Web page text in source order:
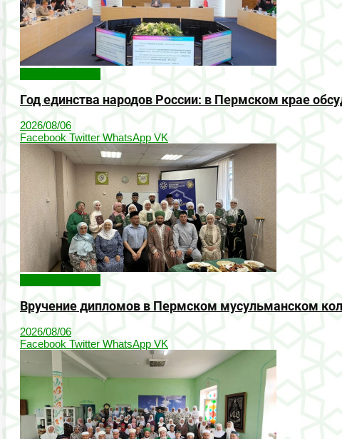
Год единства народов России: в Пермском крае
2026/08/06
Facebook Twitter WhatsApp VK
Вручение дипломов в Пермском мусульманском
2026/08/06
Facebook Twitter WhatsApp VK